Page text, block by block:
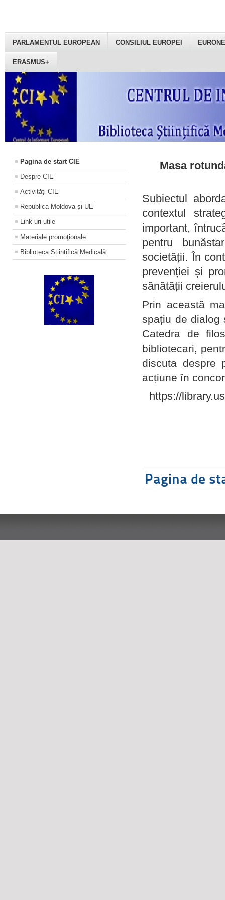
PARLAMENTUL EUROPEAN CONSILIUL EUROPEI
ERASMUS+
Pagina de start CIE
Despre CIE
Activități CIE
Republica Moldova și UE
Link-uri utile
Materiale promoţionale
Biblioteca Științifică Medicală
Masa
Subiectul
contextul
important,
pentru
societății. În
prevenției și
sănătății
Prin această
spațiu de dialog
Catedra de
bibliotecari,
discuta despre
acțiune în
https://
Pagina de